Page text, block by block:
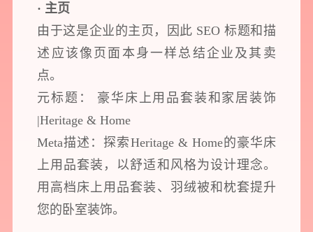
· 主页
由于这是企业的主页，因此 SEO 标题和描
述应该像页面本身一样总结企业及其卖
点。
元标题： 豪华床上用品套装和家居装饰
|Heritage & Home
Meta描述：探索Heritage & Home的豪华床
上用品套装，以舒适和风格为设计理念。
用高档床上用品套装、羽绒被和枕套提升
您的卧室装饰。